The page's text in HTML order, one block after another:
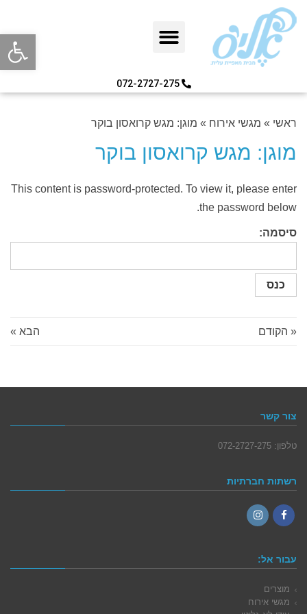
פתח
072-2727-275
ראשי » מגשי אירוח » מוגן: מגש קרואסון בוקר
מוגן: מגש קרואסון בוקר
This content is password-protected. To view it, please enter
the password below.
סיסמה:
« הקודם הבא »
צור קשר
טלפון: 072-2727-275
רשתות חברתיות
עבור אל:
מוצרים
מגשי אירוח